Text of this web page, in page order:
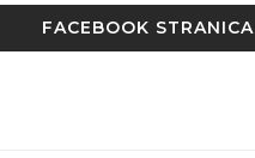
FACEBOOK STRANICA